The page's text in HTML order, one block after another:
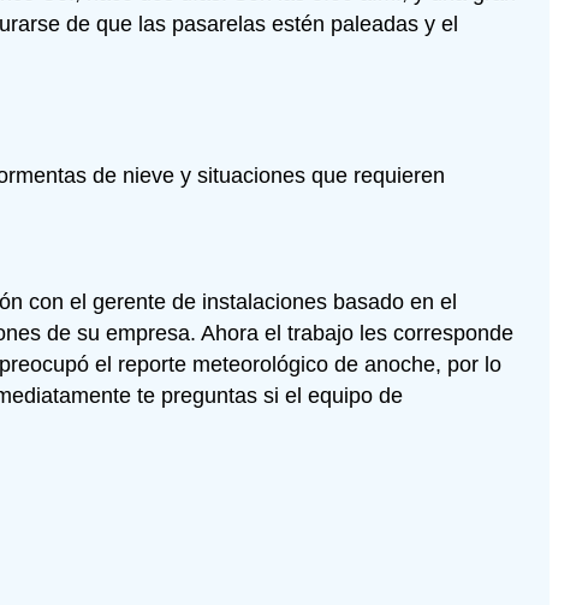
de que las pasarelas estén paleadas y el
de nieve y situaciones que requieren
con el gerente de instalaciones basado en el
de su empresa. Ahora el trabajo les corresponde
el reporte meteorológico de anoche, por lo
te preguntas si el equipo de